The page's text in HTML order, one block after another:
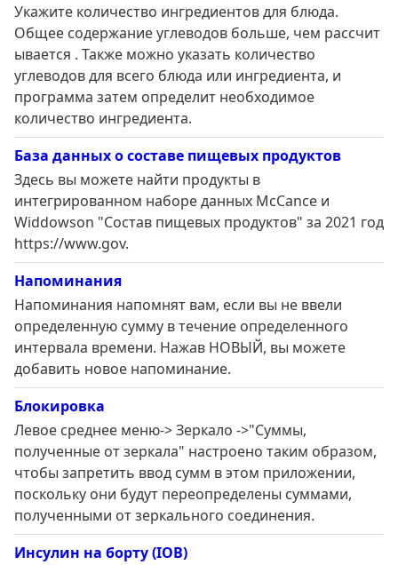
Укажите количество ингредиентов для блюда.
Общее содержание углеводов больше, чем рассчит
ывается . Также можно указать количество
углеводов для всего блюда или ингредиента, и
программа затем определит необходимое
количество ингредиента.
База данных о составе пищевых продуктов
Здесь вы можете найти продукты в
интегрированном наборе данных McCance и
Widdowson "Состав пищевых продуктов" за 2021 год
https://www.gov.
Напоминания
Напоминания напомнят вам, если вы не ввели
определенную сумму в течение определенного
интервала времени. Нажав НОВЫЙ, вы можете
добавить новое напоминание.
Блокировка
Левое среднее меню-> Зеркало ->"Суммы,
полученные от зеркала" настроено таким образом,
чтобы запретить ввод сумм в этом приложении,
поскольку они будут переопределены суммами,
полученными от зеркального соединения.
Инсулин на борту (IOB)